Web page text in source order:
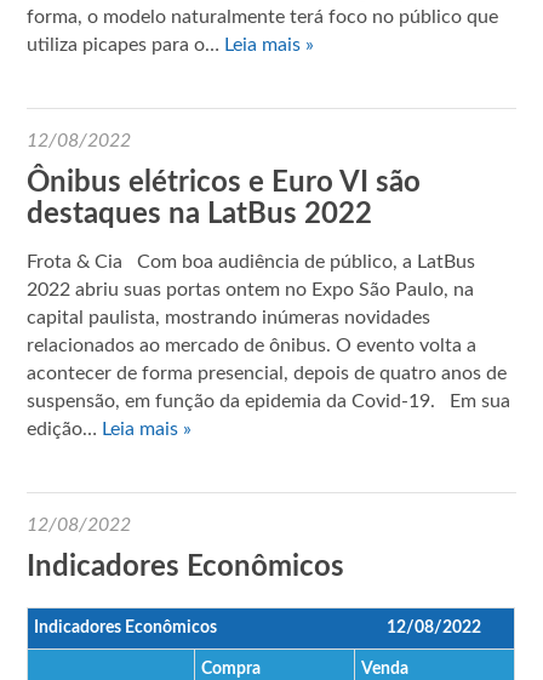
forma, o modelo naturalmente terá foco no público que
utiliza picapes para o… Leia mais »
12/08/2022
Ônibus elétricos e Euro VI são
destaques na LatBus 2022
Frota & Cia Com boa audiência de público, a LatBus
2022 abriu suas portas ontem no Expo São Paulo, na
capital paulista, mostrando inúmeras novidades
relacionados ao mercado de ônibus. O evento volta a
acontecer de forma presencial, depois de quatro anos de
suspensão, em função da epidemia da Covid-19. Em sua
edição… Leia mais »
12/08/2022
Indicadores Econômicos
Indicadores Econômicos 12/08/2022
Compra Venda